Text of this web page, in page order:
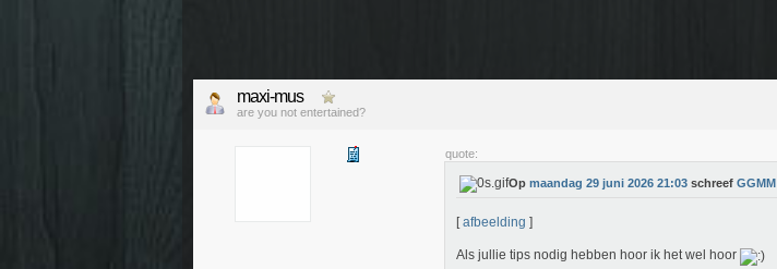
maxi-mus
are you not entertained?
quote:
Op maandag 29 juni 2026 21:03 schreef GGMM
[afbeelding ]
Als jullie tips nodig hebben hoor ik het wel hoor